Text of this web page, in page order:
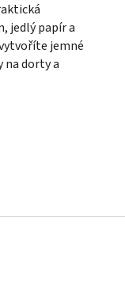
jedlý papír a
jemné
na dorty a